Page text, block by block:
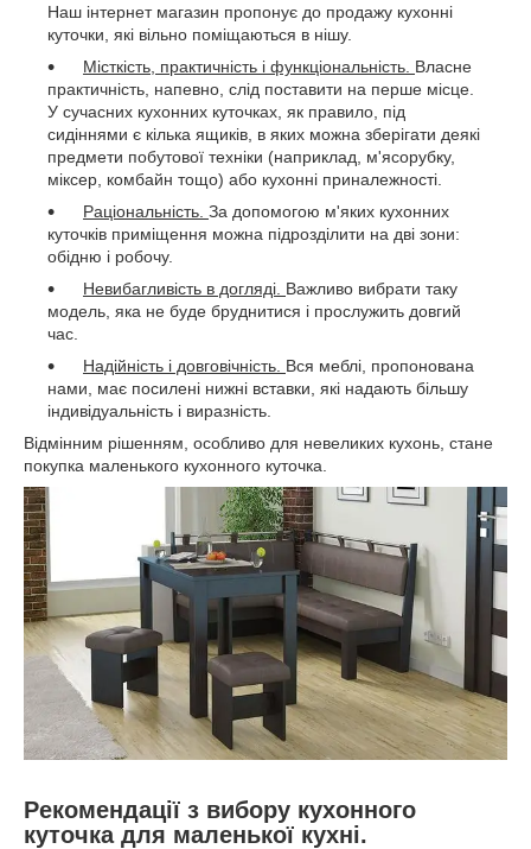
Наш інтернет магазин пропонує до продажу кухонні
куточки, які вільно поміщаються в нішу.
Місткість, практичність і функціональність. Власне
практичність, напевно, слід поставити на перше місце.
У сучасних кухонних куточках, як правило, під
сидіннями є кілька ящиків, в яких можна зберігати деякі
предмети побутової техніки (наприклад, м'ясорубку,
міксер, комбайн тощо) або кухонні приналежності.
Раціональність. За допомогою м'яких кухонних
куточків приміщення можна підрозділити на дві зони:
обідню і робочу.
Невибагливість в догляді. Важливо вибрати таку
модель, яка не буде бруднитися і прослужить довгий
час.
Надійність і довговічність. Вся меблі, пропонована
нами, має посилені нижні вставки, які надають більшу
індивідуальність і виразність.
Відмінним рішенням, особливо для невеликих кухонь, стане
покупка маленького кухонного куточка.
Рекомендації з вибору кухонного
куточка для маленької кухні.